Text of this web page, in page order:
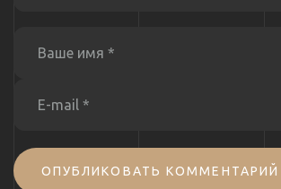
ОПУБЛИКОВАТЬ КОММЕНТАРИЙ